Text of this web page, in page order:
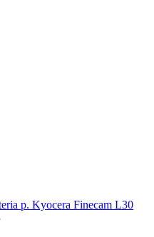
p. Kyocera Finecam L30